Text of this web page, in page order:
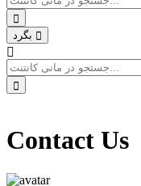
بگرد
Contact Us